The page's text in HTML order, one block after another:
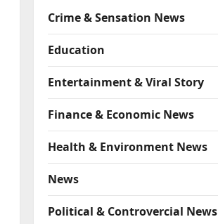
Crime & Sensation News
Education
Entertainment & Viral Story
Finance & Economic News
Health & Environment News
News
Political & Controvercial News